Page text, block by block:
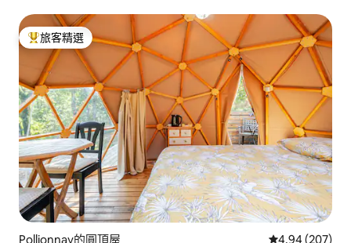
旅客精選榜首
旅客精選
Pollionnay的圓頂屋 從 207 則評價
4.94 (207)